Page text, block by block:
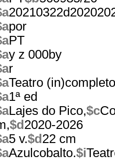
por
PT
y z 000by
r
Teatro (in)completo
1ª ed
Lajes do Pico,$c
$d 2020-2026
5 v.$d 22 cm
Azulcobalto.$i